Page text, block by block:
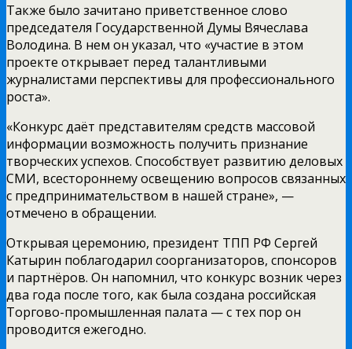
Также было зачитано приветственное слово
председателя Государственной Думы Вячеслава
Володина. В нем он указал, что «участие в этом
проекте открывает перед талантливыми
журналистами перспективы для профессионального
роста».
«Конкурс даёт представителям средств массовой
информации возможность получить признание
творческих успехов. Способствует развитию деловых
СМИ, всестороннему освещению вопросов связанных
с предпринимательством в нашей стране», —
отмечено в обращении.
Открывая церемонию, президент ТПП РФ Сергей
Катырин поблагодарил соорганизаторов, спонсоров
и партнёров. Он напомнил, что конкурс возник через
два года после того, как была создана российская
Торгово-промышленная палата — с тех пор он
проводится ежегодно.